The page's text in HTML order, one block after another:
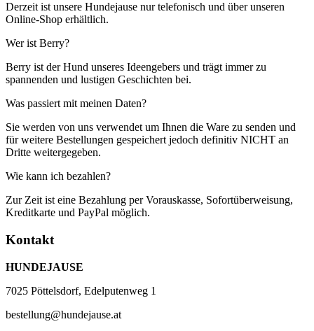
Derzeit ist unsere Hundejause nur telefonisch und über unseren
Online-Shop erhältlich.
Wer ist Berry?
Berry ist der Hund unseres Ideengebers und trägt immer zu
spannenden und lustigen Geschichten bei.
Was passiert mit meinen Daten?
Sie werden von uns verwendet um Ihnen die Ware zu senden und
für weitere Bestellungen gespeichert jedoch definitiv NICHT an
Dritte weitergegeben.
Wie kann ich bezahlen?
Zur Zeit ist eine Bezahlung per Vorauskasse, Sofortüberweisung,
Kreditkarte und PayPal möglich.
Kontakt
HUNDEJAUSE
7025 Pöttelsdorf, Edelputenweg 1
bestellung@hundejause.at